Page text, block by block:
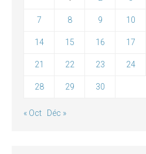
7 8 9 10
14 15 16 17
21 22 23 24
28 29 30
« Oct Déc »